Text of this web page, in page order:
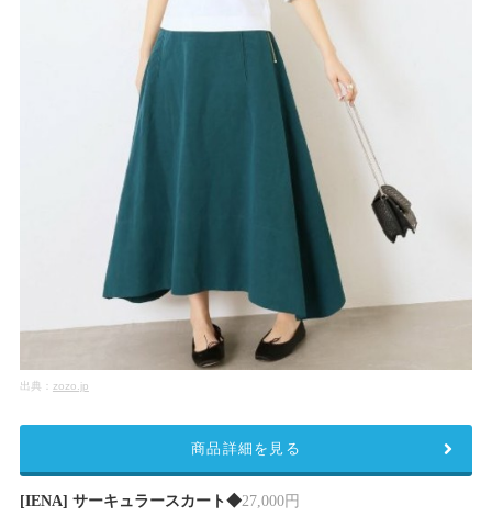
出典： zozo.jp
[IENA] サーキュラースカート◆27,000円
商品詳細を見る